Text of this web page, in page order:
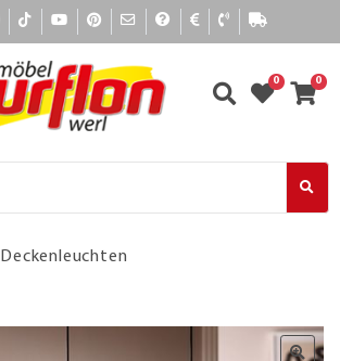
0 0
Deckenleuchten